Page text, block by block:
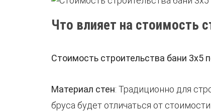
Что влияет на стоимость
Стоимость строительства бани 3х5
Материал стен: Традиционно для
бруса будет отличаться от